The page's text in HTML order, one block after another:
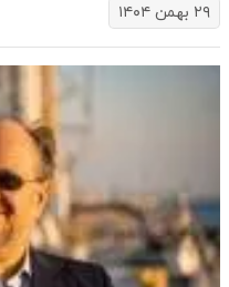
۲۹ بهمن ۱۴۰۴